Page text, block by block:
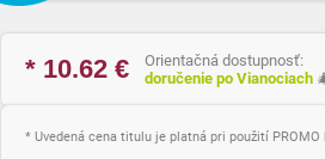
* 10.62 €
Orientačná dostupnosť:
doručenie po Vianociach
* Uvedená cena titulu je platná pri použití PROMO